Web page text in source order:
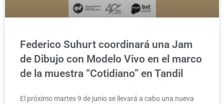
Federico Suhurt coordinará una Jam
de Dibujo con Modelo Vivo en el marco
de la muestra “Cotidiano” en Tandil
El próximo martes 9 de junio se llevará a cabo una nueva